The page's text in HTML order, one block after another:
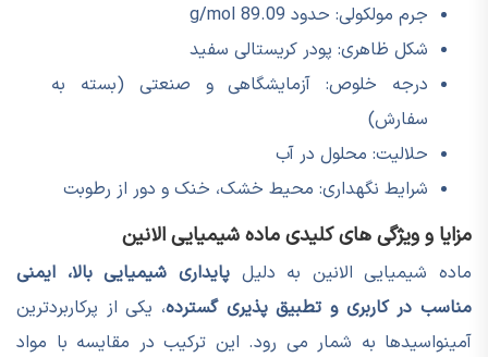
جرم مولکولی: حدود 89.09 g/mol
شکل ظاهری: پودر کریستالی سفید
درجه خلوص: آزمایشگاهی و صنعتی (بسته به
سفارش)
حلالیت: محلول در آب
شرایط نگهداری: محیط خشک، خنک و دور از رطوبت
مزایا و ویژگی های کلیدی ماده شیمیایی الانین
ماده شیمیایی الانین به دلیلپایداری شیمیایی بالا، ایمنی
مناسب در کاربری و تطبیق پذیری گسترده، یکی از پرکاربردترین
آمینواسیدها به شمار می رود. این ترکیب در مقایسه با مواد